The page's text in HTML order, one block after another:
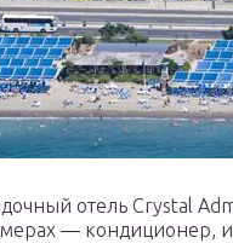
отель Crystal
— кондиционер,